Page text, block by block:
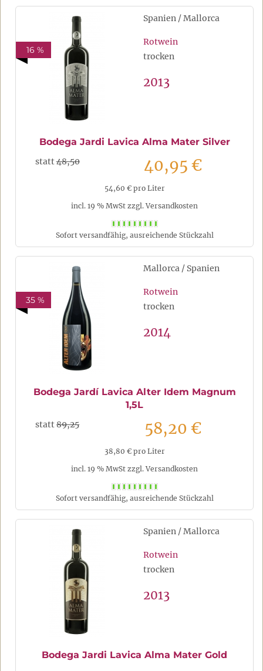
16 %
Spanien / Mallorca
Rotwein
trocken
2013
Bodega Jardi Lavica Alma Mater Silver
statt48,50 40,95 €
54,60 € pro Liter
incl. 19 % MwSt zzgl. Versandkosten
Sofort versandfähig, ausreichende Stückzahl
35 %
Mallorca / Spanien
Rotwein
trocken
2014
Bodega Jardí Lavica Alter Idem Magnum
1,5L
statt89,25 58,20 €
38,80 € pro Liter
incl. 19 % MwSt zzgl. Versandkosten
Sofort versandfähig, ausreichende Stückzahl
Spanien / Mallorca
Rotwein
trocken
2013
Bodega Jardi Lavica Alma Mater Gold